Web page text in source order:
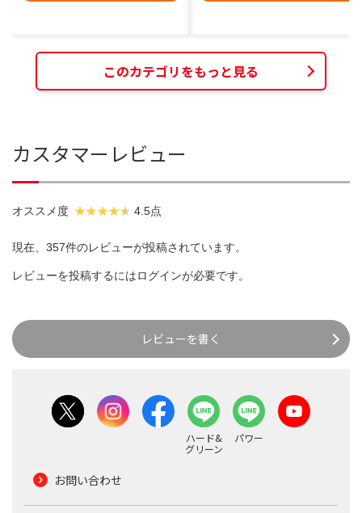
このカテゴリをもっと見る
カスタマーレビュー
オススメ度 4.5点
現在、357件のレビューが投稿されています。
レビューを投稿するにはログインが必要です。
レビューを書く
ハード&
グリーン
パワー
お問い合わせ